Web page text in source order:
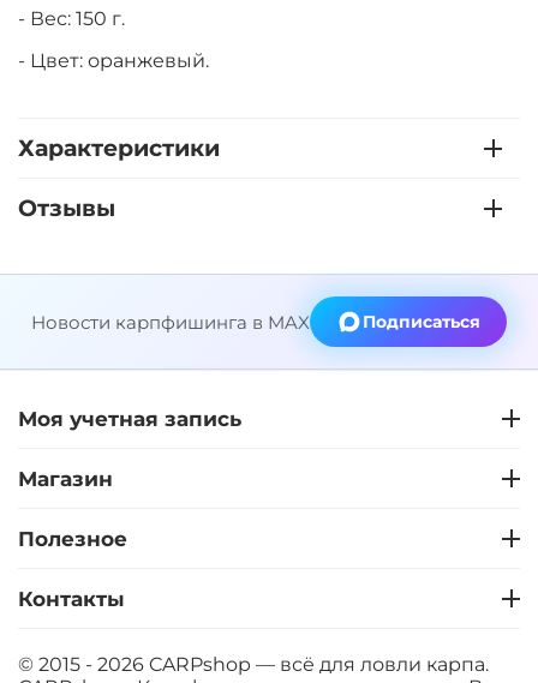
- Вес: 150 г.
- Цвет: оранжевый.
Характеристики
Отзывы
Новости карпфишинга в MAX Подписаться
Моя учетная запись
Магазин
Полезное
Контакты
© 2015 - 2026 CARPshop — всё для ловли карпа.